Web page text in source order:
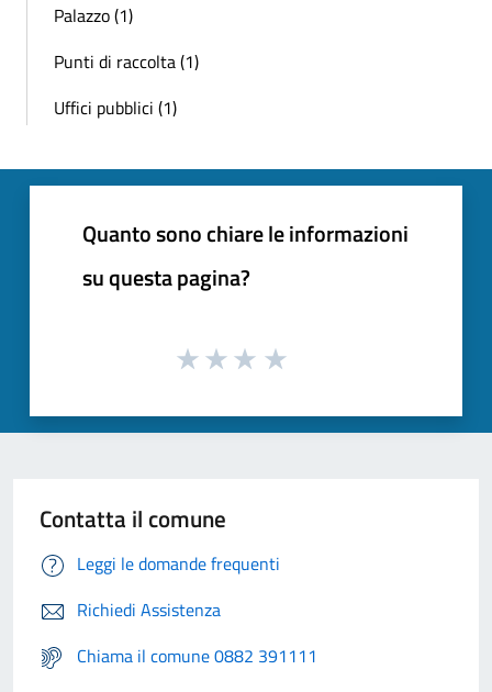
Palazzo (1)
Punti di raccolta (1)
Uffici pubblici (1)
Quanto sono chiare le informazioni
su questa pagina?
Contatta il comune
Leggi le domande frequenti
Richiedi Assistenza
Chiama il comune 0882 391111